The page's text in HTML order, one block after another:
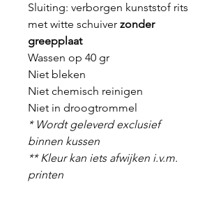
Sluiting: verborgen kunststof rits
met witte schuiver zonder
greepplaat
Wassen op 40 gr
Niet bleken
Niet chemisch reinigen
Niet in droogtrommel
* Wordt geleverd exclusief
binnen kussen
** Kleur kan iets afwijken i.v.m.
printen